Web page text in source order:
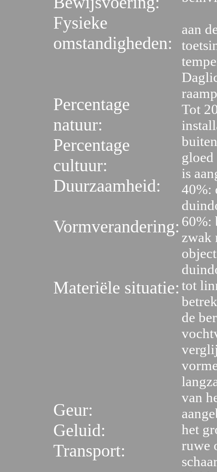
Fysieke
omstandigheden:
Percentage
natuur:
Percentage
cultuur:
Duurzaamheid:
Vormverandering:
Materiële situatie:
Geur:
Geluid:
Transport:
aan
Tot
gloed
is
40%:
60%:
zwak
tot
de
van
het
ruwe